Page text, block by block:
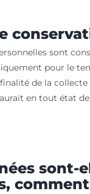
sont
pour le
de la collecte
en tout état
sont-